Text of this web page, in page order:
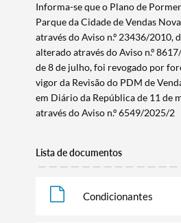
Informa-se que o Plano de
Parque da Cidade de Vendas
através do Aviso n.º 23436/2010,
alterado através do Aviso n.º
de 8 de julho, foi revogado por
vigor da Revisão do PDM de
em Diário da República de 11 de
através do Aviso n.º 6549/2025/2
Lista de documentos
Condicionantes